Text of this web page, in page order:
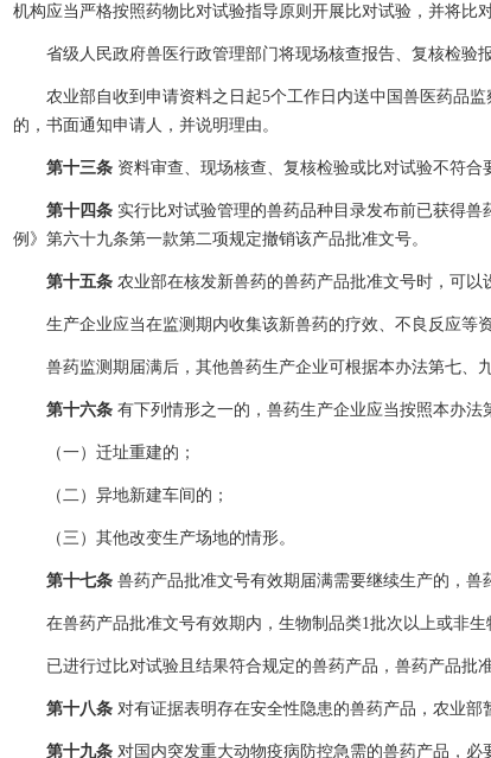
机构应当严格按照药物比对试验指导原则开展比对试验，并将比
省级人民政府兽医行政管理部门将现场核查报告、复核检验报
农业部自收到申请资料之日起5个工作日内送中国兽医药品监
的，书面通知申请人，并说明理由。
第十三条 资料审查、现场核查、复核检验或比对试验不符
第十四条 实行比对试验管理的兽药品种目录发布前已获得
例》第六十九条第一款第二项规定撤销该产品批准文号。
第十五条 农业部在核发新兽药的兽药产品批准文号时，可
生产企业应当在监测期内收集该新兽药的疗效、不良反应等资
兽药监测期届满后，其他兽药生产企业可根据本办法第七、九
第十六条 有下列情形之一的，兽药生产企业应当按照本办
（一）迁址重建的；
（二）异地新建车间的；
（三）其他改变生产场地的情形。
第十七条 兽药产品批准文号有效期届满需要继续生产的，兽
在兽药产品批准文号有效期内，生物制品类1批次以上或非生
已进行过比对试验且结果符合规定的兽药产品，兽药产品批准
第十八条 对有证据表明存在安全性隐患的兽药产品，农业
第十九条 对国内突发重大动物疫病防控急需的兽药产品，必